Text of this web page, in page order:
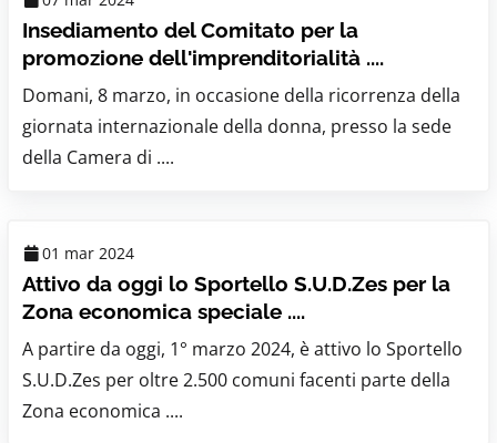
Insediamento del Comitato per la
promozione dell'imprenditorialità ....
Domani, 8 marzo, in occasione della ricorrenza della
giornata internazionale della donna, presso la sede
della Camera di ....
01 mar 2024
Attivo da oggi lo Sportello S.U.D.Zes per la
Zona economica speciale ....
A partire da oggi, 1° marzo 2024, è attivo lo Sportello
S.U.D.Zes per oltre 2.500 comuni facenti parte della
Zona economica ....